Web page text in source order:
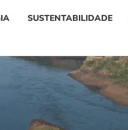
SUSTENTABILIDADE